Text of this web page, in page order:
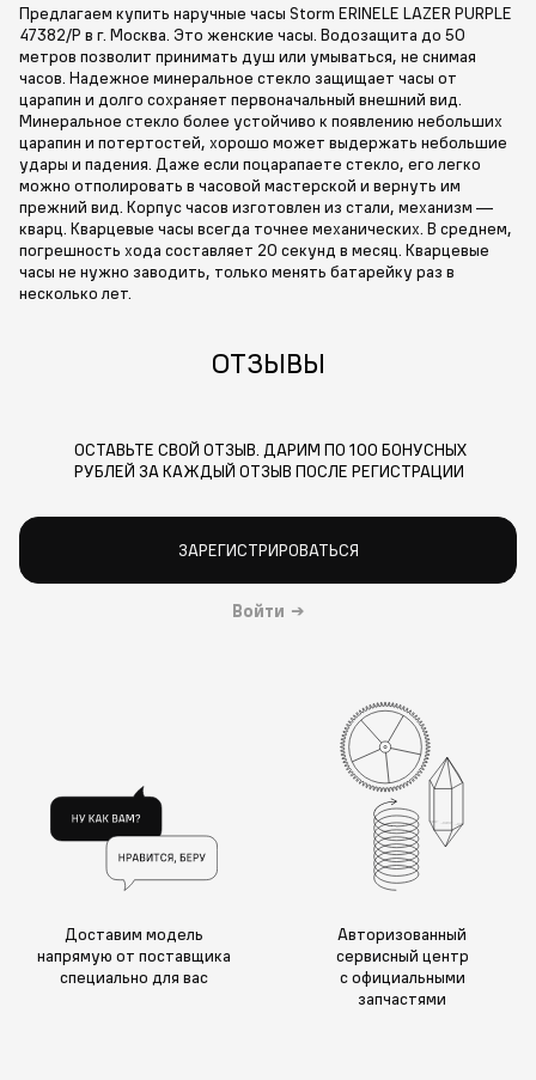
Предлагаем купить наручные часы Storm ERINELE LAZER PURPLE
47382/P в г. Москва. Это женские часы. Водозащита до 50
метров позволит принимать душ или умываться, не снимая
часов. Надежное минеральное стекло защищает часы от
царапин и долго сохраняет первоначальный внешний вид.
Минеральное стекло более устойчиво к появлению небольших
царапин и потертостей, хорошо может выдержать небольшие
удары и падения. Даже если поцарапаете стекло, его легко
можно отполировать в часовой мастерской и вернуть им
прежний вид. Корпус часов изготовлен из стали, механизм —
кварц. Кварцевые часы всегда точнее механических. В среднем,
погрешность хода составляет 20 секунд в месяц. Кварцевые
часы не нужно заводить, только менять батарейку раз в
несколько лет.
ОТЗЫВЫ
ОСТАВЬТЕ СВОЙ ОТЗЫВ. ДАРИМ ПО 100 БОНУСНЫХ
РУБЛЕЙ ЗА КАЖДЫЙ ОТЗЫВ ПОСЛЕ РЕГИСТРАЦИИ
ЗАРЕГИСТРИРОВАТЬСЯ
Войти →
Доставим модель
напрямую от поставщика
специально для вас
Авторизованный
сервисный центр
с официальными
запчастями